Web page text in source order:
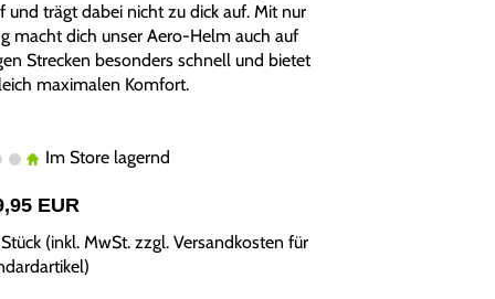
und trägt dabei nicht zu dick auf. Mit nur
macht dich unser Aero-Helm auch auf
Strecken besonders schnell und bietet
maximalen Komfort.
Im Store lagernd
EUR
(inkl. MwSt. zzgl. Versandkosten für
)